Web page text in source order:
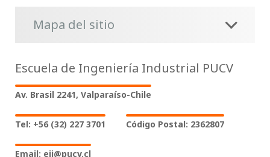
Mapa del sitio
Escuela de Ingeniería Industrial PUCV
Av. Brasil 2241, Valparaíso-Chile
Tel: +56 (32) 227 3701 Código Postal: 2362807
Email: eii@pucv.cl